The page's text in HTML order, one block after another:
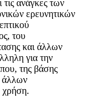
τις ανάγκες των
ερευνητικών
του
και άλλων
για την
της βάσης
άλλων
χρήση.